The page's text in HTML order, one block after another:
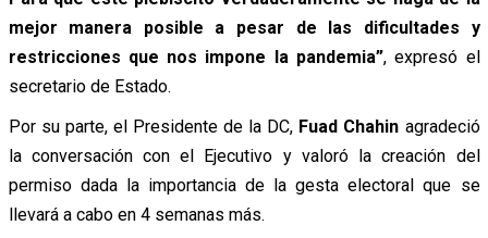
mejor manera posible a pesar de las dificultades y
restricciones que nos impone la pandemia”, expresó el
secretario de Estado.
Por su parte, el Presidente de la DC, Fuad Chahin agradeció
la conversación con el Ejecutivo y valoró la creación del
permiso dada la importancia de la gesta electoral que se
llevará a cabo en 4 semanas más.